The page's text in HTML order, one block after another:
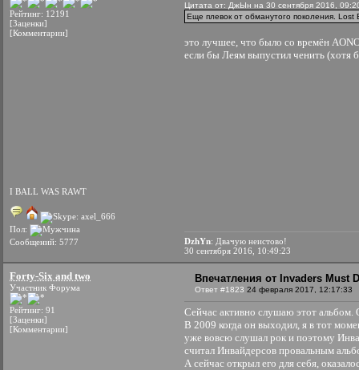
Рейтинг: 12191
[Заценки]
[Комментарии]
I BALL WAS RAWT
Пол:
Сообщений: 5777
Цитата от: ДжЫн на 30 сентября 2016,
Еще плевок от обманутого поколения.
это лучшее, что было со времён
если бы Леям выпустил ченить
DzhYn: Двачую неистово!
30 сентября 2016, 10:49:23
Forty-Six and two
Участник Форума
Рейтинг: 91
[Заценки]
[Комментарии]
Впечатления от Invaders Must
Ответ #1823 24 февраля 2017, 12:17:33
Сейчас активно слушаю этот альбом.
В 2009 когда он выходил, я в тот
уже вовсю слушал рок и поэтому
считал Инвайдерсов провальным
А сейчас открыл его для себя,